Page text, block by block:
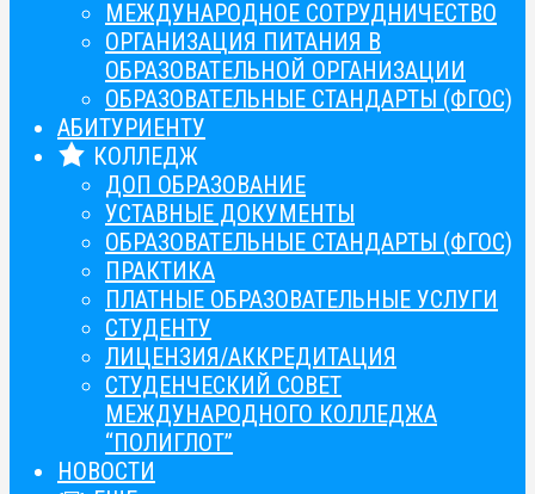
МЕЖДУНАРОДНОЕ СОТРУДНИЧЕСТВО
ОРГАНИЗАЦИЯ ПИТАНИЯ В
ОБРАЗОВАТЕЛЬНОЙ ОРГАНИЗАЦИИ
ОБРАЗОВАТЕЛЬНЫЕ СТАНДАРТЫ (ФГОС)
АБИТУРИЕНТУ
КОЛЛЕДЖ
ДОП ОБРАЗОВАНИЕ
УСТАВНЫЕ ДОКУМЕНТЫ
ОБРАЗОВАТЕЛЬНЫЕ СТАНДАРТЫ (ФГОС)
ПРАКТИКА
ПЛАТНЫЕ ОБРАЗОВАТЕЛЬНЫЕ УСЛУГИ
СТУДЕНТУ
ЛИЦЕНЗИЯ/АККРЕДИТАЦИЯ
СТУДЕНЧЕСКИЙ СОВЕТ
МЕЖДУНАРОДНОГО КОЛЛЕДЖА
“ПОЛИГЛОТ”
НОВОСТИ